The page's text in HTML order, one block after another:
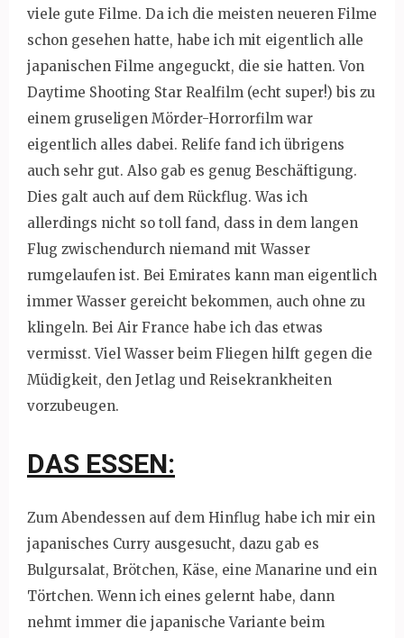
viele gute Filme. Da ich die meisten neueren Filme
schon gesehen hatte, habe ich mit eigentlich alle
japanischen Filme angeguckt, die sie hatten. Von
Daytime Shooting Star Realfilm (echt super!) bis zu
einem gruseligen Mörder-Horrorfilm war
eigentlich alles dabei. Relife fand ich übrigens
auch sehr gut. Also gab es genug Beschäftigung.
Dies galt auch auf dem Rückflug. Was ich
allerdings nicht so toll fand, dass in dem langen
Flug zwischendurch niemand mit Wasser
rumgelaufen ist. Bei Emirates kann man eigentlich
immer Wasser gereicht bekommen, auch ohne zu
klingeln. Bei Air France habe ich das etwas
vermisst. Viel Wasser beim Fliegen hilft gegen die
Müdigkeit, den Jetlag und Reisekrankheiten
vorzubeugen.
DAS ESSEN:
Zum Abendessen auf dem Hinflug habe ich mir ein
japanisches Curry ausgesucht, dazu gab es
Bulgursalat, Brötchen, Käse, eine Manarine und ein
Törtchen. Wenn ich eines gelernt habe, dann
nehmt immer die japanische Variante beim